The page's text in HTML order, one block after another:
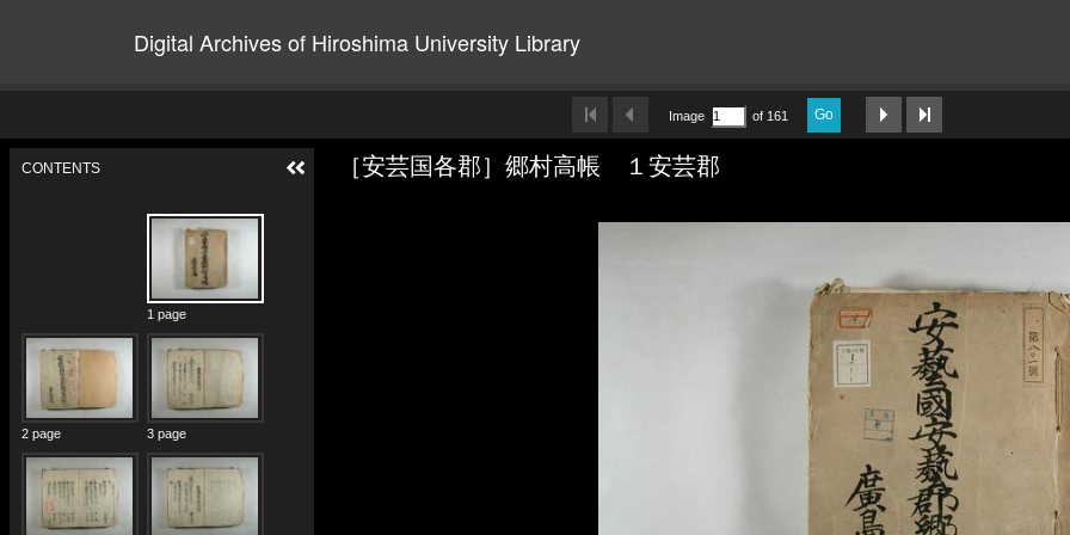
Digital Archives of Hiroshima University Library